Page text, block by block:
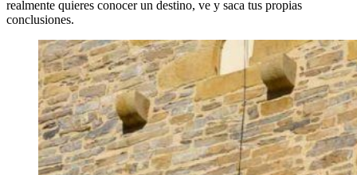
realmente quieres conocer un destino, ve y saca tus propias
conclusiones.